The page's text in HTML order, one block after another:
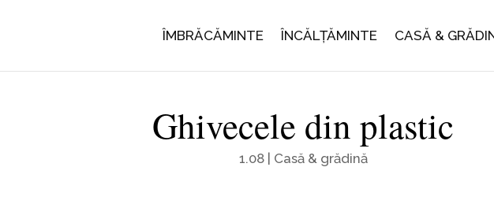
ÎMBRĂCĂMINTE ÎNCĂLȚĂMINTE CASĂ &
Ghivecele din plastic
1.08| Casă & grădină